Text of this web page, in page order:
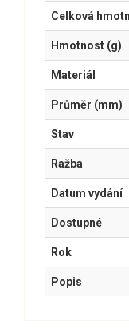
Celková
Hmotnost (g)
Materiál
Průměr (mm)
Stav
Ražba
Datum vydání
Dostupné
Rok
Popis